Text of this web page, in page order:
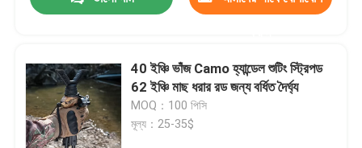
পণ্য
ভিডিও
40 ইঞ্চি ভাঁজ Camo হ্যান্ডেল শুটিং স্ট্রিপড
62 ইঞ্চি মাছ ধরার রড জন্য বর্ধিত দৈর্ঘ্য
MOQ：100 পিসি
মূল্য：25-35$